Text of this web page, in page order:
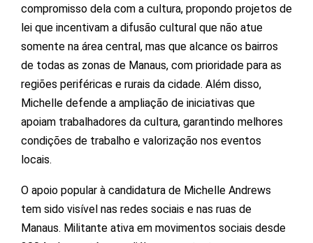
compromisso dela com a cultura, propondo projetos de
lei que incentivam a difusão cultural que não atue
somente na área central, mas que alcance os bairros
de todas as zonas de Manaus, com prioridade para as
regiões periféricas e rurais da cidade. Além disso,
Michelle defende a ampliação de iniciativas que
apoiam trabalhadores da cultura, garantindo melhores
condições de trabalho e valorização nos eventos
locais.
O apoio popular à candidatura de Michelle Andrews
tem sido visível nas redes sociais e nas ruas de
Manaus. Militante ativa em movimentos sociais desde